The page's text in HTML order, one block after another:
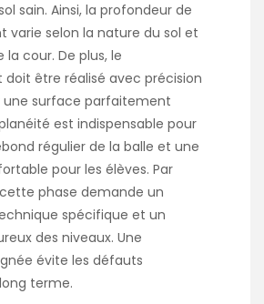
sain. Ainsi, la profondeur de
varie selon la nature du sol et
la cour. De plus, le
doit être réalisé avec précision
une surface parfaitement
est indispensable pour
régulier de la balle et une
pour les élèves. Par
phase demande un
spécifique et un
des niveaux. Une
évite les défauts
terme.